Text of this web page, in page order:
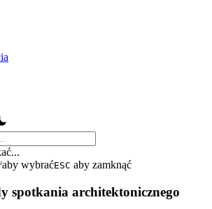
aby wybraćESC aby zamknąć
spotkania architektonicznego